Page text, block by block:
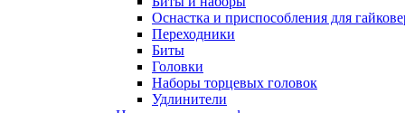
Оснастка и приспособления для
Переходники
Биты
Головки
Наборы торцевых головок
Удлинители